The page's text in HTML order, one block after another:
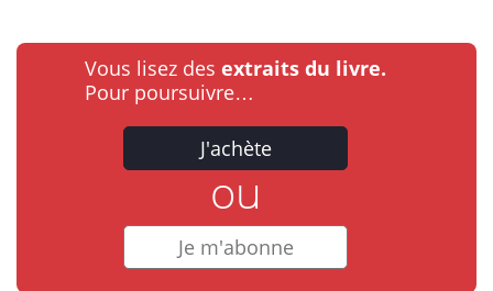
Vous lisez des extraits du livre.
Pour poursuivre…
J'achète
ou
Je m'abonne